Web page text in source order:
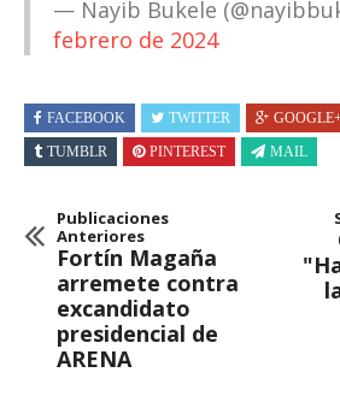
— Nayib Bukele
febrero de 2024
FACEBOOK TWITTER GOOGLE+
TUMBLR
PINTEREST MAIL
Publicaciones
Anteriores
Fortín Magaña
arremete contra
excandidato
presidencial de
ARENA